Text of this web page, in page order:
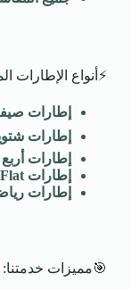
⚡أنواع الإطارات
إطارات
إطارات
إطارات
إطارات Run-Flat
إطارات
🎯مميزات خدمتنا: